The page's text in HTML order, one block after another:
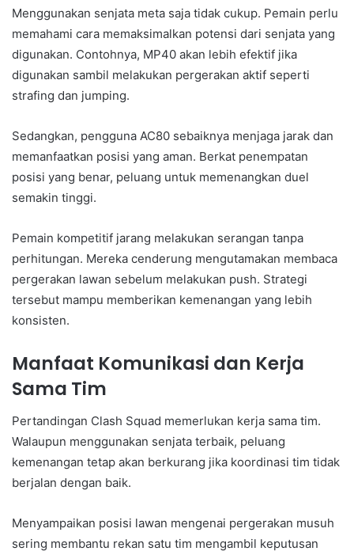
Menggunakan senjata meta saja tidak cukup. Pemain perlu
memahami cara memaksimalkan potensi dari senjata yang
digunakan. Contohnya, MP40 akan lebih efektif jika
digunakan sambil melakukan pergerakan aktif seperti
strafing dan jumping.
Sedangkan, pengguna AC80 sebaiknya menjaga jarak dan
memanfaatkan posisi yang aman. Berkat penempatan
posisi yang benar, peluang untuk memenangkan duel
semakin tinggi.
Pemain kompetitif jarang melakukan serangan tanpa
perhitungan. Mereka cenderung mengutamakan membaca
pergerakan lawan sebelum melakukan push. Strategi
tersebut mampu memberikan kemenangan yang lebih
konsisten.
Manfaat Komunikasi dan Kerja
Sama Tim
Pertandingan Clash Squad memerlukan kerja sama tim.
Walaupun menggunakan senjata terbaik, peluang
kemenangan tetap akan berkurang jika koordinasi tim tidak
berjalan dengan baik.
Menyampaikan posisi lawan mengenai pergerakan musuh
sering membantu rekan satu tim mengambil keputusan